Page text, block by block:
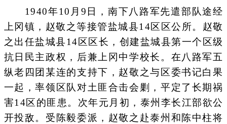
1940年10月9日，南下八路军先遣部队途经
上冈镇，赵敬之等接管盐城县14区区公所。赵敬
之出任盐城县14区区长，创建盐城县第一个区级
抗日民主政权，后兼上冈中学校长。在八路军五
纵老四团某连的支持下，赵敬之与区委书记白果
一起，率领区队对土匪合击会剿，平定了长期祸
害14区的匪患。次年元月初，泰州李长江部欲公
开投敌。受陈毅委派，赵敬之赴泰州和陈中柱将